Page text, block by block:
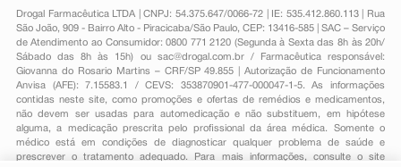
Drogal Farmacêutica LTDA | CNPJ: 54.375.647/0066-72 | IE: 535.412.860.113 | Rua
São João, 909 - Bairro Alto - Piracicaba/São Paulo, CEP: 13416-585 | SAC – Serviço
de Atendimento ao Consumidor: 0800 771 2120 (Segunda à Sexta das 8h às 20h/
Sábado das 8h às 15h) ou sac@drogal.com.br/ Farmacêutica responsável:
Giovanna do Rosario Martins – CRF/SP 49.855 | Autorização de Funcionamento
Anvisa (AFE): 7.15583.1 / CEVS: 353870901-477-000047-1-5. As informações
contidas neste site, como promoções e ofertas de remédios e medicamentos,
não devem ser usadas para automedicação e não substituem, em hipótese
alguma, a medicação prescrita pelo profissional da área médica. Somente o
médico está em condições de diagnosticar qualquer problema de saúde e
prescrever o tratamento adequado. Para mais informações, consulte o site